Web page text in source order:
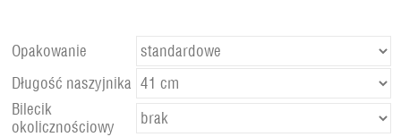
Opakowanie
Długość naszyjnika
Bilecik
okolicznościowy